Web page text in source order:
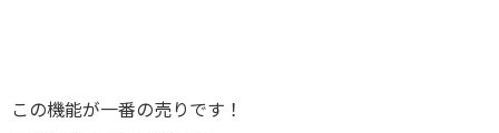
この機能が一番の売りです！